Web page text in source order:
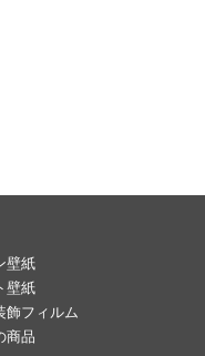
壁紙
壁紙
飾フィルム
商品